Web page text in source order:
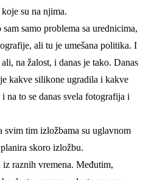
su na njima.
samo problema sa urednicima,
ali tu je umešana politika. I
na žalost, i danas je tako. Danas
kakve silikone ugradila i kakve
to se danas svela fotografija i
tim izložbama su uglavnom
skoro izložbu.
raznih vremena. Međutim,